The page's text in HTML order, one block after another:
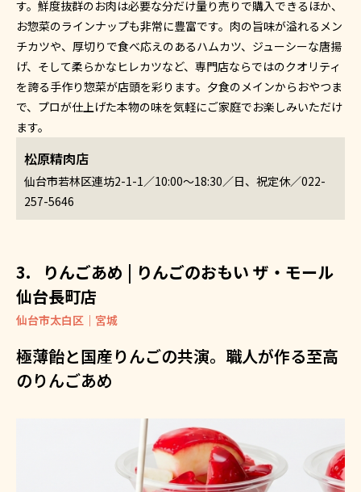
す。鮮度抜群のお肉は必要な分だけ量り売りで購入できるほか、
お惣菜のラインナップも非常に豊富です。肉の旨味が溢れるメン
チカツや、厚切りで食べ応えのあるハムカツ、ジューシーな唐揚
げ、そして柔らかなヒレカツなど、専門店ならではのクオリティ
を誇る手作り惣菜が店頭を彩ります。夕食のメインからおやつま
で、プロが仕上げた本物の味を気軽にご家庭でお楽しみいただけ
ます。
松原精肉店
仙台市若林区連坊2-1-1／10:00～18:30／日、祝定休／022-
257-5646
りんごあめ | りんごのおもい ザ・モール
仙台長町店
仙台市太白区｜宮城
極薄飴と国産りんごの共演。職人が作る至高
のりんごあめ